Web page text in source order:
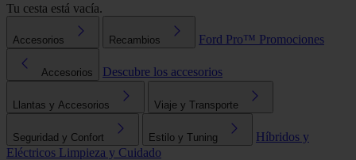
Tu cesta está vacía.
Accesorios Recambios Ford Pro™ Promociones
Accesorios Descubre los accesorios
Llantas y Accesorios Viaje y Transporte
Seguridad y Confort Estilo y Tuning
Híbridos y
Eléctricos Limpieza y Cuidado